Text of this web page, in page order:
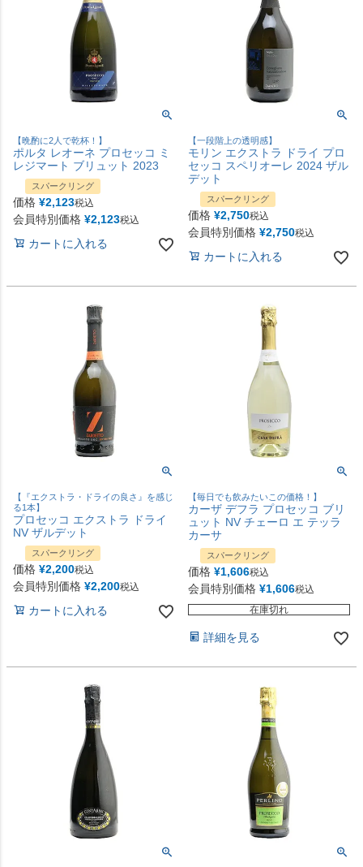
【晩酌に2人で乾杯！】
ポルタ レオーネ プロセッコ ミ
レジマート ブリュット 2023
スパークリング
価格 ¥2,123税込
会員特別価格 ¥2,123税込
カートに入れる
【一段階上の透明感】
モリン エクストラ ドライ プロ
セッコ スペリオーレ 2024 ザル
デット
スパークリング
価格 ¥2,750税込
会員特別価格 ¥2,750税込
カートに入れる
【『エクストラ・ドライの良さ』を感じ
る1本】
プロセッコ エクストラ ドライ
NV ザルデット
スパークリング
価格 ¥2,200税込
会員特別価格 ¥2,200税込
カートに入れる
【毎日でも飲みたいこの価格！】
カーザ デフラ プロセッコ ブリ
ュット NV チェーロ エ テッラ
カーサ
スパークリング
価格 ¥1,606税込
会員特別価格 ¥1,606税込
在庫切れ
詳細を見る